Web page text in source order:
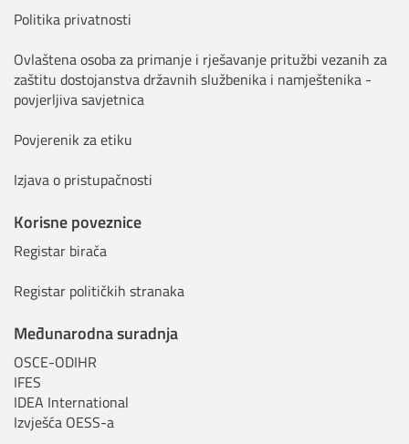
Politika privatnosti
Ovlaštena osoba za primanje i rješavanje pritužbi vezanih za
zaštitu dostojanstva državnih službenika i namještenika -
povjerljiva savjetnica
Povjerenik za etiku
Izjava o pristupačnosti
Korisne poveznice
Registar birača
Registar političkih stranaka
Međunarodna suradnja
OSCE-ODIHR
IFES
IDEA International
Izvješća OESS-a